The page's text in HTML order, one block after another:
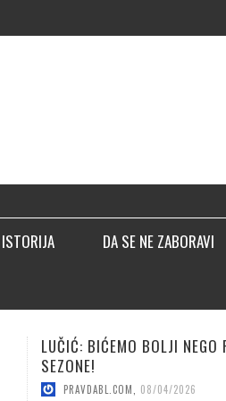
▣
ISTORIJA DA SE NE ZABORAVI
KUNIĆ ZA JAČI NAPAD
PRAVDABL.COM